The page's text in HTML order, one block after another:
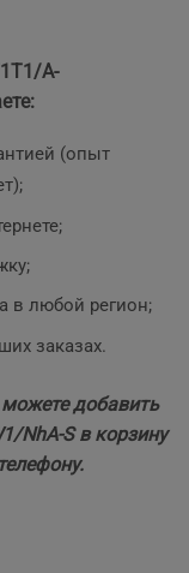
A-
(опыт
в любой регион;
заказах.
добавить
NhA-S в корзину